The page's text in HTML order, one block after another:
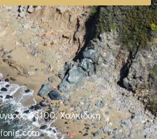
63100, Χαλκιδική